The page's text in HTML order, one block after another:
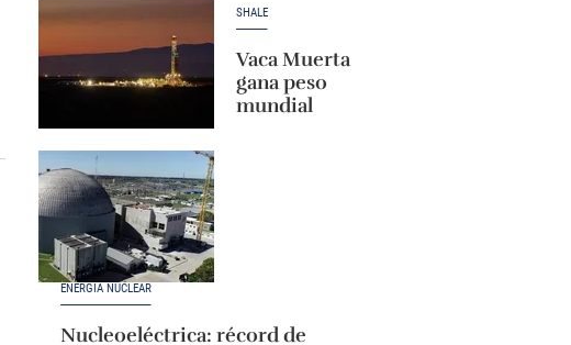
SHALE
Vaca Muerta
gana peso
mundial
ENERGÍA NUCLEAR
Nucleoeléctrica: récord de